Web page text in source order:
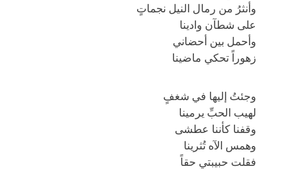
وأنثرُ من رمال النيل نجماتٍ
على شطآن وادينا
وأحمل بين أحضاني
زهوراً تحكي ماضينا
وجئتُ إليها في شغفٍ
لهيب الحبِّ يرمينا
وقفنا كأننا عطشى
وهمس الآه تُثرينا
فقلت حبيبتي حقاً